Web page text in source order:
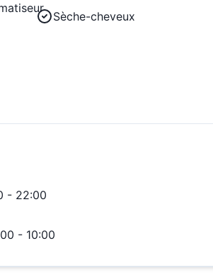
Sèche-cheveux
- 22:00
- 10:00